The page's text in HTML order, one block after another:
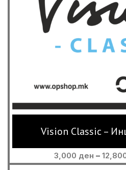
Vision Classic –
3,000 ден –